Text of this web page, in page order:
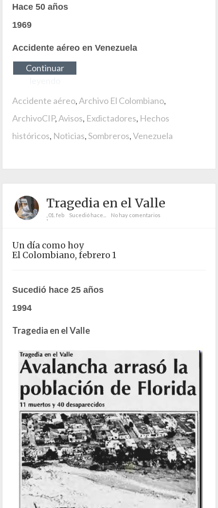
Hace 50 años
1969
Accidente aéreo en Venezuela
Continuar
Accidente aéreo,Archivo El Colombiano,
ArchivoCIP,Avisos, Exdictadores, Hechos
históricos, Noticias,Sombreros,Venezuela
Tragedia en el Valle
;01. feb Sucedió hace... No hay comentarios
Un día como hoy
El Colombiano, febrero 1
Sucedió hace 25 años
1994
Tragedia en el Valle